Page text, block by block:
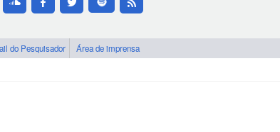
do Pesquisador Área de imprensa